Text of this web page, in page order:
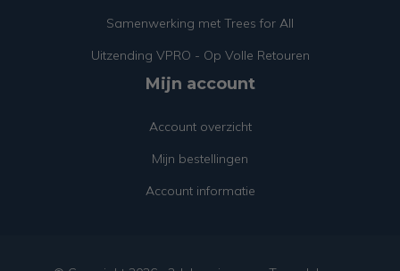
Samenwerking met Trees for All
Uitzending VPRO - Op Volle Retouren
Mijn account
Account overzicht
Mijn bestellingen
Account informatie